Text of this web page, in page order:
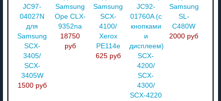
JC97-
04027N
для
Samsung
SCX-
3405/
SCX-
3405W
1500 руб
Samsung
Ope CLX-
9352na
18750
руб
Samsung
SCX-
4100/
Xerox
PE114e
625 руб
JC92-
01760A (с
кнопками
и
дисплеем)
SCX-
4200/
SCX-
4300/
SCX-4220
Samsung
SL-
C480W
2000 руб